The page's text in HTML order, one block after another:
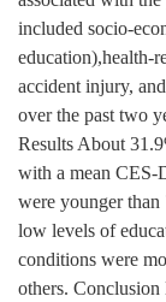
included socio-
education),health-
accident injury,
over the past two
Results About
with a mean CES-
were younger
low levels of
conditions were
others.